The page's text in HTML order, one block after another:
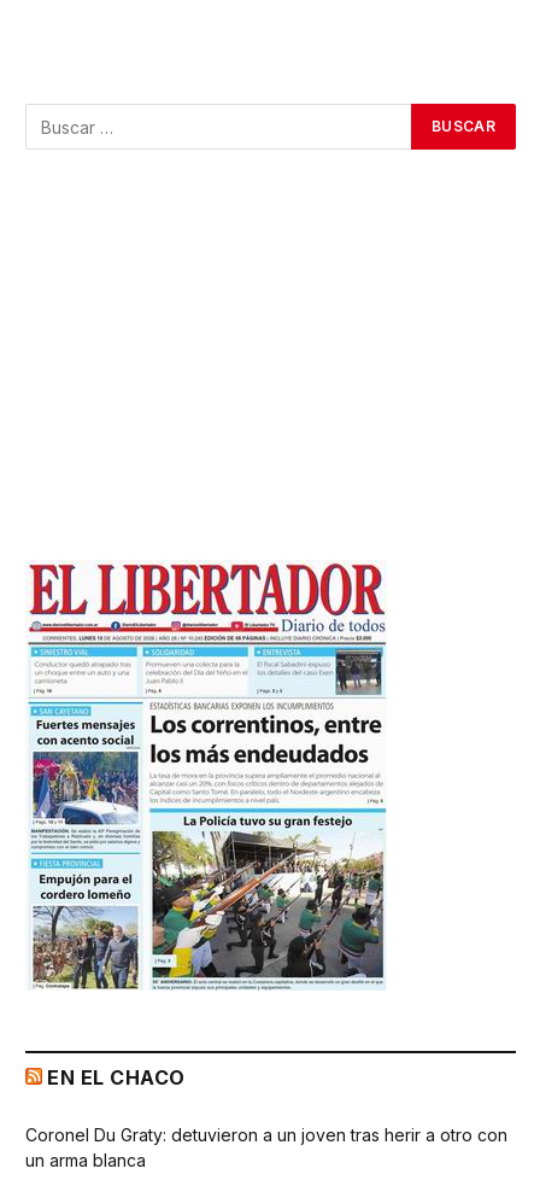
EN EL CHACO
Coronel Du Graty: detuvieron a un joven tras herir a otro con
un arma blanca